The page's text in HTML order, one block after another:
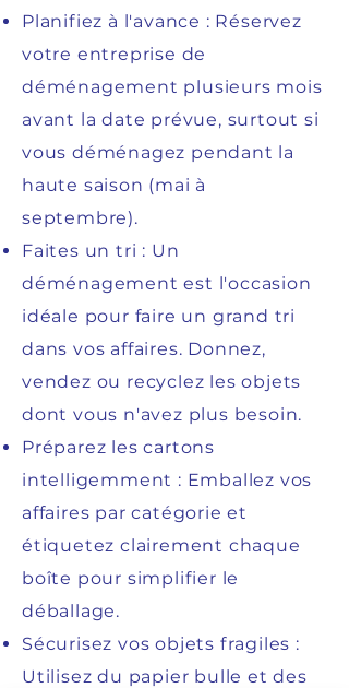
Planifiez à l'avance : Réservez
votre entreprise de
déménagement plusieurs mois
avant la date prévue, surtout si
vous déménagez pendant la
haute saison (mai à
septembre).
Faites un tri : Un
déménagement est l'occasion
idéale pour faire un grand tri
dans vos affaires. Donnez,
vendez ou recyclez les objets
dont vous n'avez plus besoin.
Préparez les cartons
intelligemment : Emballez vos
affaires par catégorie et
étiquetez clairement chaque
boîte pour simplifier le
déballage.
Sécurisez vos objets fragiles :
Utilisez du papier bulle et des